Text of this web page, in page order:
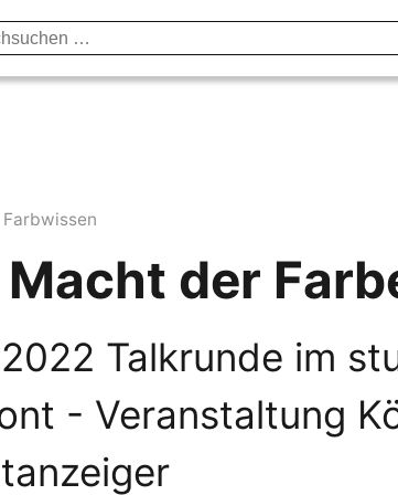
Farbwissen
Macht der
Talkrunde im
- Veranstaltung